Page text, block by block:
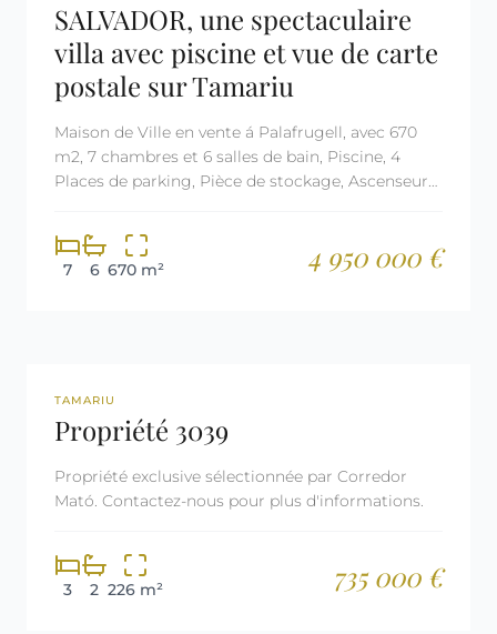
SALVADOR, une spectaculaire
villa avec piscine et vue de carte
postale sur Tamariu
Maison de Ville en vente á Palafrugell, avec 670
m2, 7 chambres et 6 salles de bain, Piscine, 4
Places de parking, Pièce de stockage, Ascenseur
7 6 670 m² 4 950 000 €
REF: 3039
TAMARIU
Propriété 3039
Propriété exclusive sélectionnée par Corredor
Mató. Contactez-nous pour plus d'informations.
3 2 226 m² 735 000 €